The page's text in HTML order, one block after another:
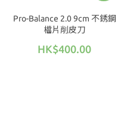
Pro-Balance 2.0 9cm 不銹鋼
檔片削皮刀
HK$400.00